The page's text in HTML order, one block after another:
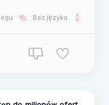
😉 📩Bez języka